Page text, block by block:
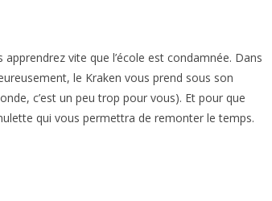
vite que l’école est condamnée. Dans
le Kraken vous prend sous son
c’est un peu trop pour vous). Et pour que
qui vous permettra de remonter le temps.